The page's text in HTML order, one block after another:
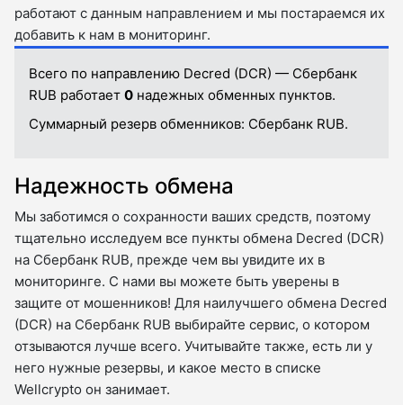
работают с данным направлением и мы постараемся их
добавить к нам в мониторинг.
Всего по направлению Decred (DCR) — Сбербанк
RUB работает 0 надежных обменных пунктов.
Суммарный резерв обменников: Сбербанк RUB.
Надежность обмена
Мы заботимся о сохранности ваших средств, поэтому
тщательно исследуем все пункты обмена Decred (DCR)
на Сбербанк RUB, прежде чем вы увидите их в
мониторинге. С нами вы можете быть уверены в
защите от мошенников! Для наилучшего обмена Decred
(DCR) на Сбербанк RUB выбирайте сервис, о котором
отзываются лучше всего. Учитывайте также, есть ли у
него нужные резервы, и какое место в списке
Wellcrypto он занимает.